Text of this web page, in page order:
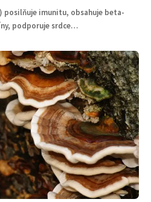
posilňuje imunitu, obsahuje beta-
podporuje srdce…